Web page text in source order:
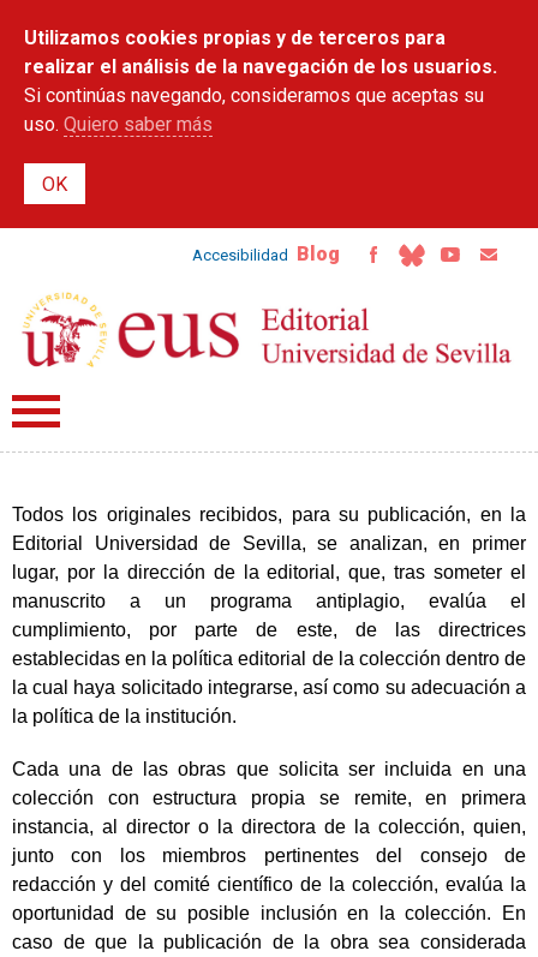
contenido
principal
Utilizamos cookies propias y de terceros para
realizar el análisis de la navegación de los usuarios.
Si continúas navegando, consideramos que aceptas su
uso. Quiero saber más
Accesibilidad Blog
Todos los originales recibidos, para su publicación, en la
Editorial Universidad de Sevilla, se analizan, en primer
lugar, por la dirección de la editorial, que, tras someter el
manuscrito a un programa antiplagio, evalúa el
cumplimiento, por parte de este, de las directrices
establecidas en la política editorial de la colección dentro de
la cual haya solicitado integrarse, así como su adecuación a
la política de la institución.
Cada una de las obras que solicita ser incluida en una
colección con estructura propia se remite, en primera
instancia, al director o la directora de la colección, quien,
junto con los miembros pertinentes del consejo de
redacción y del comité científico de la colección, evalúa la
oportunidad de su posible inclusión en la colección. En
caso de que la publicación de la obra sea considerada